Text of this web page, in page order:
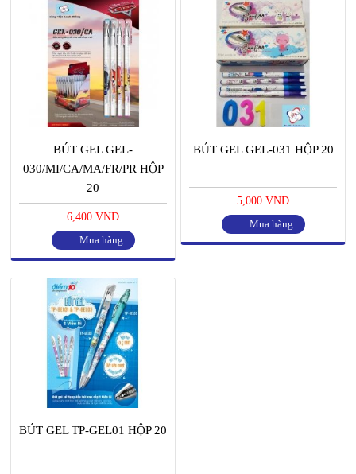
BÚT GEL GEL-
030/MI/CA/MA/FR/PR HỘP
20
6,400 VND
Mua hàng
BÚT GEL GEL-031 HỘP 20
5,000 VND
Mua hàng
BÚT GEL TP-GEL01 HỘP 20